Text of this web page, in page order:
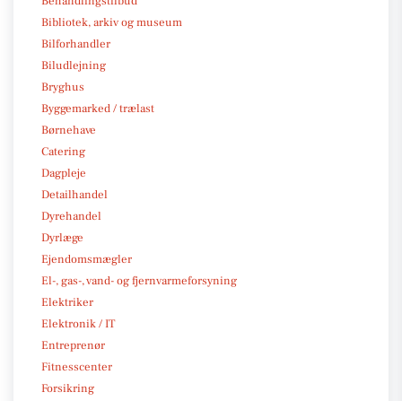
Bibliotek, arkiv og museum
Bilforhandler
Biludlejning
Bryghus
Byggemarked / trælast
Børnehave
Catering
Dagpleje
Detailhandel
Dyrehandel
Dyrlæge
Ejendomsmægler
El-, gas-, vand- og fjernvarmeforsyning
Elektriker
Elektronik / IT
Entreprenør
Fitnesscenter
Forsikring